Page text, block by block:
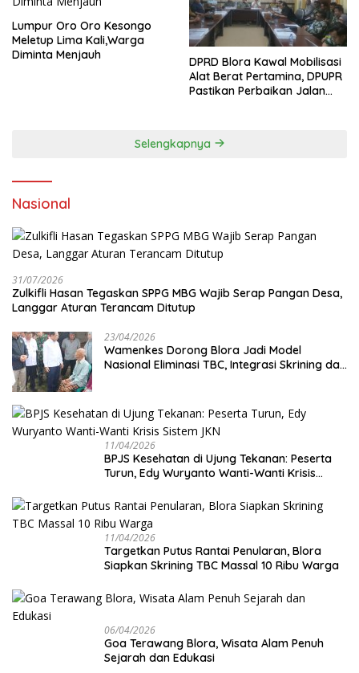
Lumpur Oro Oro Kesongo
Meletup Lima Kali,Warga
Diminta Menjauh
DPRD Blora Kawal Mobilisasi
Alat Berat Pertamina, DPUPR
Pastikan Perbaikan Jalan
Selengkapnya
Nasional
31/07/2026
Zulkifli Hasan Tegaskan SPPG MBG Wajib Serap Pangan Desa,
Langgar Aturan Terancam Ditutup
23/04/2026
Wamenkes Dorong Blora Jadi Model
Nasional Eliminasi TBC, Integrasi Skrining dan
11/04/2026
BPJS Kesehatan di Ujung Tekanan: Peserta
Turun, Edy Wuryanto Wanti-Wanti Krisis
11/04/2026
‎Targetkan Putus Rantai Penularan, Blora
Siapkan Skrining TBC Massal 10 Ribu Warga
06/04/2026
Goa Terawang Blora, Wisata Alam Penuh
Sejarah dan Edukasi